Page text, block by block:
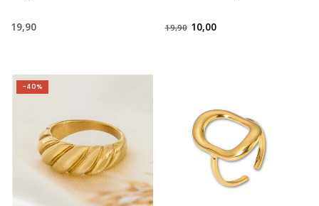
19,90 19,90 10,00
-40%